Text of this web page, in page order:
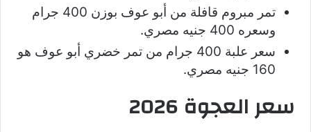
تمر مبروم قافلة من أبو عوف بوزن 400 جرام
وسعره 400 جنيه مصري.
سعر علبة 400 جرام من تمر خضري أبو عوف هو
160 جنيه مصري.
سعر العجوة 2026